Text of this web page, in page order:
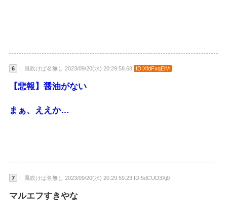
6 ： 風吹けば名無し 2023/09/20(水) 20:29:58.68 ID:XfdFxqElM
【悲報】醤油がない
まぁ、ええか…
7 ： 風吹けば名無し 2023/09/20(水) 20:29:59.23 ID:5dCUD3Xj0
マルエフすきやな